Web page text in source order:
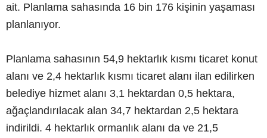
ait. Planlama sahasında 16 bin 176 kişinin yaşaması
planlanıyor.
Planlama sahasının 54,9 hektarlık kısmı ticaret konut
alanı ve 2,4 hektarlık kısmı ticaret alanı ilan edilirken
belediye hizmet alanı 3,1 hektardan 0,5 hektara,
ağaçlandırılacak alan 34,7 hektardan 2,5 hektara
indirildi. 4 hektarlık ormanlık alanı da ve 21,5